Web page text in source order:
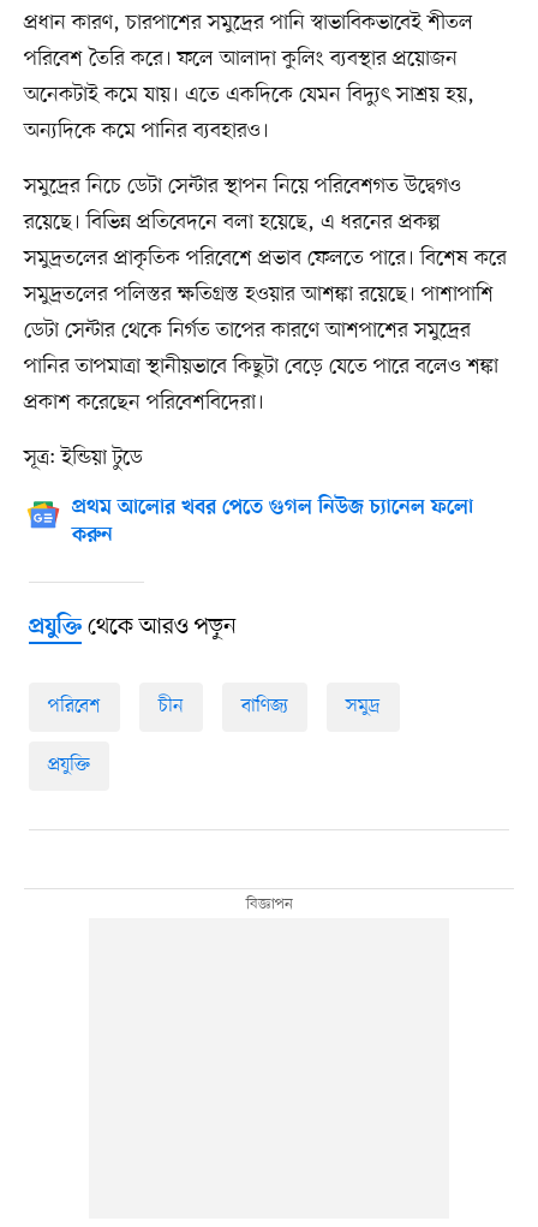
প্রধান কারণ, চারপাশের সমুদ্রের পানি স্বাভাবিকভাবেই শীতল
পরিবেশ তৈরি করে। ফলে আলাদা কুলিং ব্যবস্থার প্রয়োজন
অনেকটাই কমে যায়। এতে একদিকে যেমন বিদ্যুৎ সাশ্রয় হয়,
অন্যদিকে কমে পানির ব্যবহারও।
সমুদ্রের নিচে ডেটা সেন্টার স্থাপন নিয়ে পরিবেশগত উদ্বেগও
রয়েছে। বিভিন্ন প্রতিবেদনে বলা হয়েছে, এ ধরনের প্রকল্প
সমুদ্রতলের প্রাকৃতিক পরিবেশে প্রভাব ফেলতে পারে। বিশেষ করে
সমুদ্রতলের পলিস্তর ক্ষতিগ্রস্ত হওয়ার আশঙ্কা রয়েছে। পাশাপাশি
ডেটা সেন্টার থেকে নির্গত তাপের কারণে আশপাশের সমুদ্রের
পানির তাপমাত্রা স্থানীয়ভাবে কিছুটা বেড়ে যেতে পারে বলেও শঙ্কা
প্রকাশ করেছেন পরিবেশবিদেরা।
সূত্র: ইন্ডিয়া টুডে
প্রথম আলোর খবর পেতে গুগল নিউজ চ্যানেল ফলো
করুন
প্রযুক্তিথেকে আরও পড়ুন
পরিবেশ চীন বাণিজ্য সমুদ্র
প্রযুক্তি